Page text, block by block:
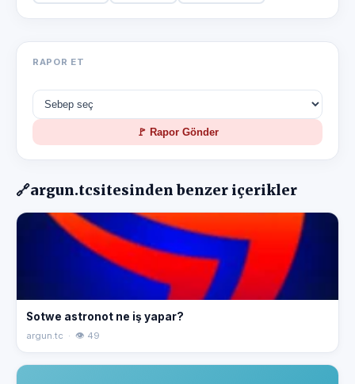
RAPOR ET
🚩 Rapor Gönder
🔗argun.tcsitesinden benzer içerikler
Sotwe astronot ne iş yapar?
argun.tc · 👁 49